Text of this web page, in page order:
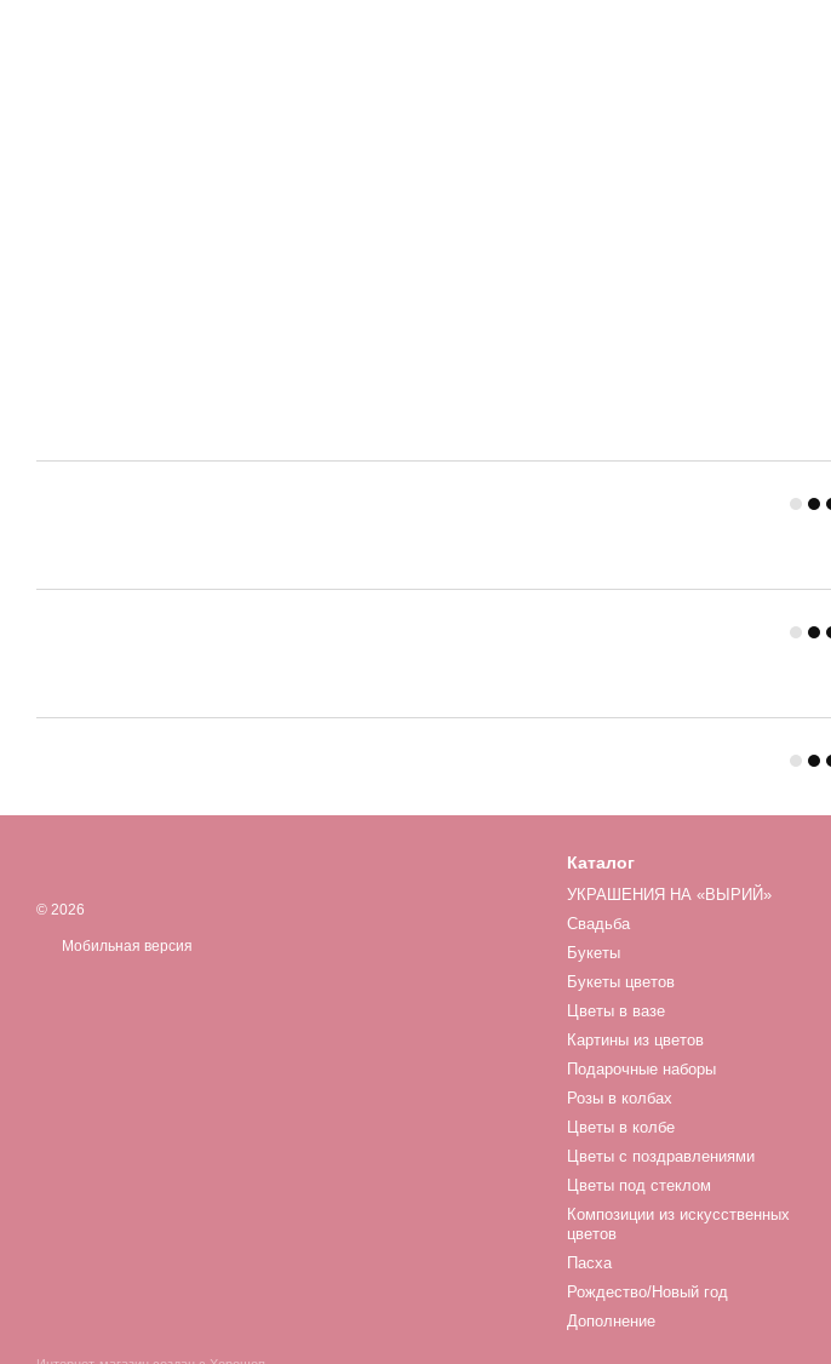
© 2026
Мобильная версия
Каталог
УКРАШЕНИЯ НА «ВЫРИЙ»
Свадьба
Букеты
Букеты цветов
Цветы в вазе
Картины из цветов
Подарочные наборы
Розы в колбах
Цветы в колбе
Цветы с поздравлениями
Цветы под стеклом
Композиции из искусственных
цветов
Пасха
Рождество/Новый год
Дополнение